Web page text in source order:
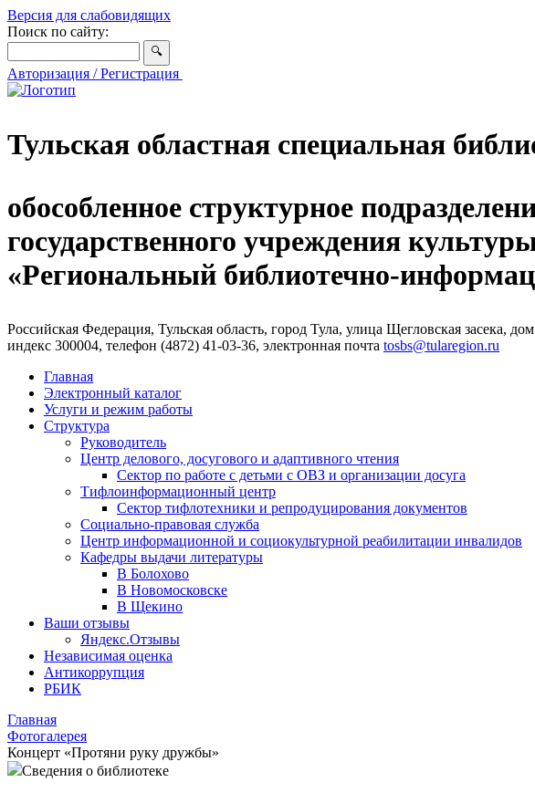
Версия для слабовидящих
Поиск по сайту:
Авторизация / Регистрация
Тульская областная специальная
обособленное структурное
государственного учреждения
«Региональный библиотечно-
Российская Федерация, Тульская область, город Тула, улица Щегловская засека,
индекс 300004, телефон (4872) 41-03-36, электронная почта tosbs@tularegion.ru
Главная
Электронный каталог
Услуги и режим работы
Структура
Руководитель
Центр делового, досугового и адаптивного чтения
Сектор по работе с детьми с ОВЗ и организации досуга
Тифлоинформационный центр
Сектор тифлотехники и репродуцирования документов
Социально-правовая служба
Центр информационной и социокультурной реабилитации инвалидов
Кафедры выдачи литературы
В Болохово
В Новомосковске
В Щекино
Ваши отзывы
Яндекс.Отзывы
Независимая оценка
Антикоррупция
РБИК
Главная
Фотогалерея
Концерт «Протяни руку дружбы»
Сведения о библиотеке